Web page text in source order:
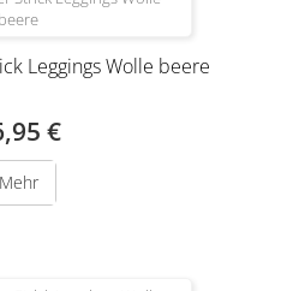
Leggings Wolle beere
€
Mehr